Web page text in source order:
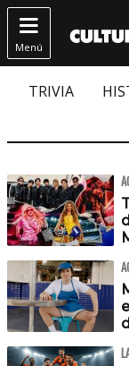

Menú
TRIVIA